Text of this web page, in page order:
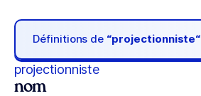
Définitions de “projectionniste“
projectionniste
nom